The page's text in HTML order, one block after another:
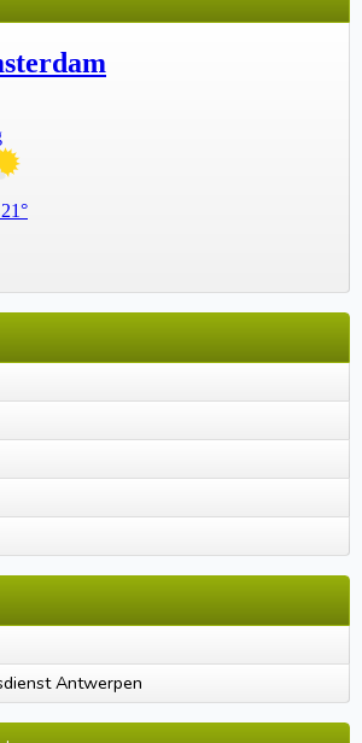
Antwerpen